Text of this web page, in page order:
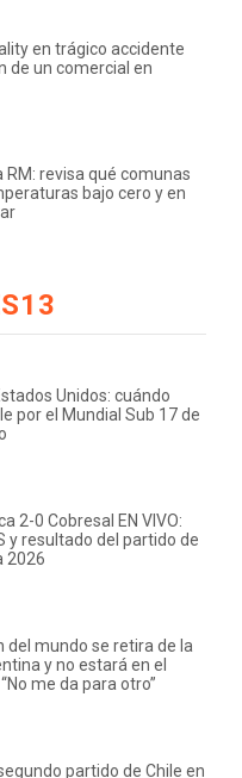
en trágico accidente
de un comercial en
RM: revisa qué comunas
bajo cero y en
Unidos: cuándo
por el Mundial Sub 17 de
2-0 Cobresal EN VIVO:
y resultado del partido de
2026
del mundo se retira de la
y no estará en el
me da para otro”
partido de Chile en